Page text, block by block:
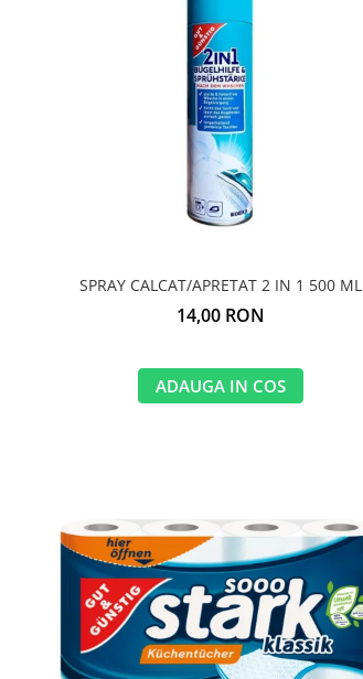
SPRAY CALCAT/APRETAT 2 IN 1 500 ML
14,00 RON
ADAUGA IN COS